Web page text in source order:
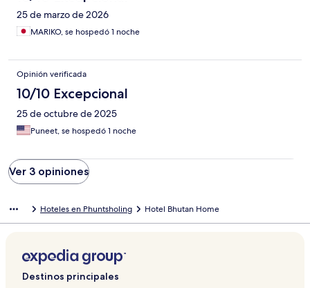
25 de marzo de 2026
MARIKO, se hospedó 1 noche
Opinión verificada
10/10 Excepcional
25 de octubre de 2025
Puneet, se hospedó 1 noche
Ver 3 opiniones
Hoteles en Phuntsholing Hotel Bhutan Home
Destinos principales